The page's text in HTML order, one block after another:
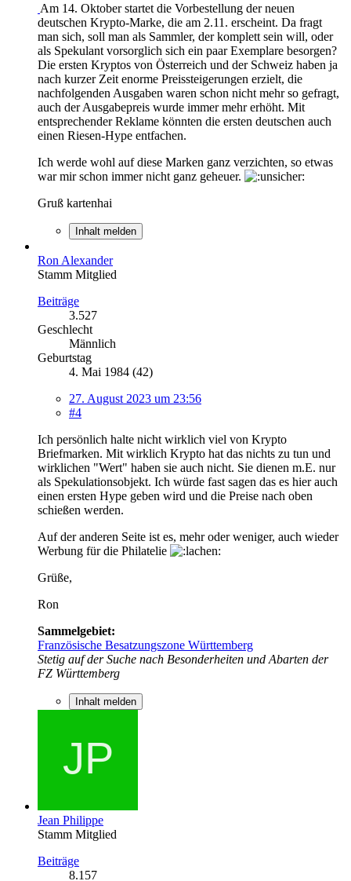
Am 14. Oktober startet die Vorbestellung der neuen
deutschen Krypto-Marke, die am 2.11. erscheint. Da fragt
man sich, soll man als Sammler, der komplett sein will, oder
als Spekulant vorsorglich sich ein paar Exemplare besorgen?
Die ersten Kryptos von Österreich und der Schweiz haben ja
nach kurzer Zeit enorme Preissteigerungen erzielt, die
nachfolgenden Ausgaben waren schon nicht mehr so gefragt,
auch der Ausgabepreis wurde immer mehr erhöht. Mit
entsprechender Reklame könnten die ersten deutschen auch
einen Riesen-Hype entfachen.
Ich werde wohl auf diese Marken ganz verzichten, so etwas
war mir schon immer nicht ganz geheuer.
Gruß kartenhai
Inhalt melden
Ron Alexander
Stamm Mitglied
Beiträge
3.527
Geschlecht
Männlich
Geburtstag
4. Mai 1984 (42)
27. August 2023 um 23:56
#4
Ich persönlich halte nicht wirklich viel von Krypto
Briefmarken. Mit wirklich Krypto hat das nichts zu tun und
wirklichen "Wert" haben sie auch nicht. Sie dienen m.E. nur
als Spekulationsobjekt. Ich würde fast sagen das es hier auch
einen ersten Hype geben wird und die Preise nach oben
schießen werden.
Auf der anderen Seite ist es, mehr oder weniger, auch wieder
Werbung für die Philatelie
Grüße,
Ron
Sammelgebiet:
Französische Besatzungszone Württemberg
Stetig auf der Suche nach Besonderheiten und Abarten der
FZ Württemberg
Inhalt melden
Jean Philippe
Stamm Mitglied
Beiträge
8.157